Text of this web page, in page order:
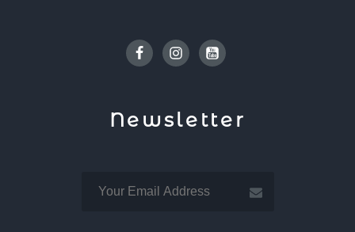
FacebookInstagramYoutube
Newsletter